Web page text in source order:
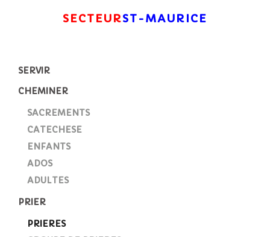
SECTEURST-MAURICE
SERVIR
CHEMINER
SACREMENTS
CATECHESE
ENFANTS
ADOS
ADULTES
PRIER
PRIERES